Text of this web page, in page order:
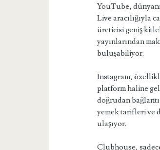
YouTube,
Live aracılığıyla
üreticisi geniş
yayınlarından
buluşabiliyor.
Instagram,
platform haline
doğrudan
yemek tarifleri ve
ulaşıyor.
Clubhouse,